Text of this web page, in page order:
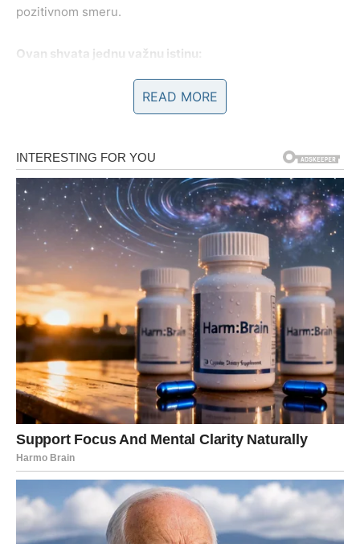
pozitivnom smeru.
Ovan shvata jednu važnu istinu:
BIK – iznenađenje koje dolazi tiho,
ali menja sve
Za Bika, zvezde ne donose buru, većneočekivano
olakšanje . Ovo je iznenađenje koje ne dolazi sa dramom,
već sa osećajem sigurnosti, stabilnosti i unutrašnjeg
mira. Posle dugog perioda čekanja, strpljenja i tihog
truda, sada dolazi nagrada koja vas podseća da ste
verovali s razlogom.
Neočekivana vest može biti vezana za novac, posao,
porodične odnose ili emotivnu stabilnost. Možda dobijate
potvrdu, podršku ili priliku koju niste planirali, ali koja vam
dolazitačno u pravom trenutku. Ovo je period kada se
stvari slažu same od sebe, bez forsiranja.
Na ljubavnom planu, Bik može biti prijatno iznenađen
postupkom voljene osobe – gestom pažnje, iskrenim
rečima ili odlukom koja vam jasno pokazuje da ste važni i
READ MORE